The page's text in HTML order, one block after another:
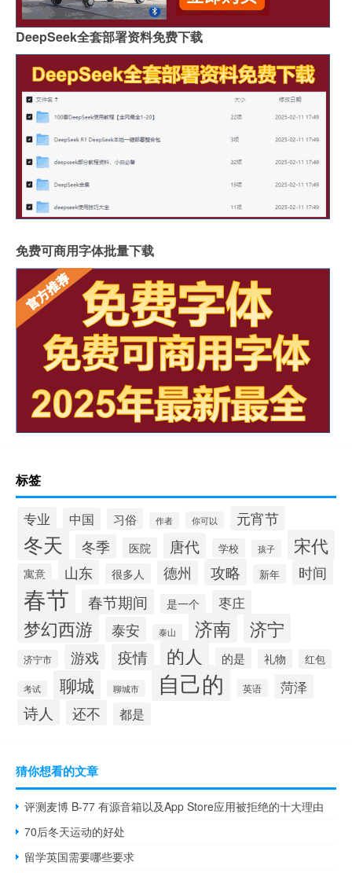
DeepSeek全套部署资料免费下载
免费可商用字体批量下载
标签
专业 中国 习俗 作者 你可以 元宵节
冬天 冬季 医院 唐代 学校 孩子 宋代
寓意 山东 很多人 德州 攻略 新年 时间
春节 春节期间 是一个 枣庄
梦幻西游 泰安 泰山 济南 济宁
济宁市 游戏 疫情 的人 的是 礼物 红包
考试 聊城 聊城市 自己的 英语 菏泽
诗人 还不 都是
猜你想看的文章
评测麦博 B-77 有源音箱以及App Store应用被拒绝的十大理由
70后冬天运动的好处
留学英国需要哪些要求